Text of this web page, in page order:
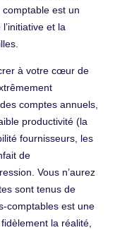
comptable est un
et la
à votre cœur de
comptes annuels,
productivité (la
fournisseurs, les
de
Vous n’aurez
sont tenus de
comptables est une
la réalité,